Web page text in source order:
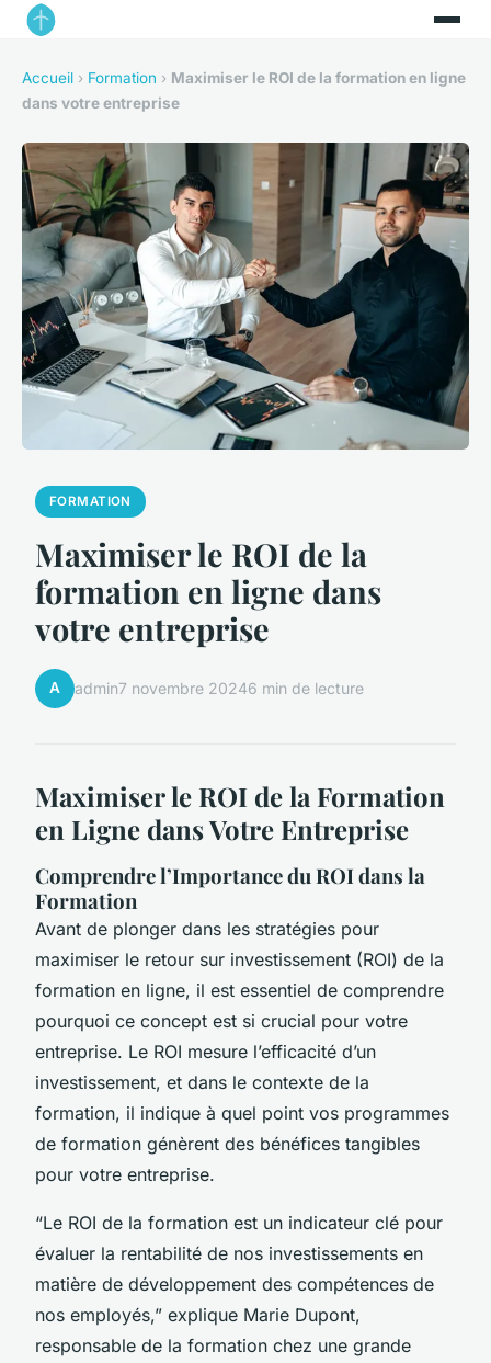
Accueil › Formation › Maximiser le ROI de la formation en ligne
dans votre entreprise
FORMATION
Maximiser le ROI de la
formation en ligne dans
votre entreprise
A admin7 novembre 20246 min de lecture
Maximiser le ROI de la Formation
en Ligne dans Votre Entreprise
Comprendre l’Importance du ROI dans la
Formation
Avant de plonger dans les stratégies pour
maximiser le retour sur investissement (ROI) de la
formation en ligne, il est essentiel de comprendre
pourquoi ce concept est si crucial pour votre
entreprise. Le ROI mesure l’efficacité d’un
investissement, et dans le contexte de la
formation, il indique à quel point vos programmes
de formation génèrent des bénéfices tangibles
pour votre entreprise.
“Le ROI de la formation est un indicateur clé pour
évaluer la rentabilité de nos investissements en
matière de développement des compétences de
nos employés,” explique Marie Dupont,
responsable de la formation chez une grande